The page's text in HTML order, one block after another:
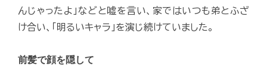
んじゃったよ」などと嘘を言い、家ではいつも弟とふざ
け合い、「明るいキャラ」を演じ続けていました。
前髪で顔を隠して